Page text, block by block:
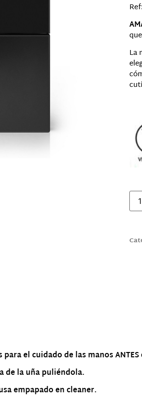
La
el cuidado de las manos ANTES
de la uña puliéndola.
empapado en cleaner.